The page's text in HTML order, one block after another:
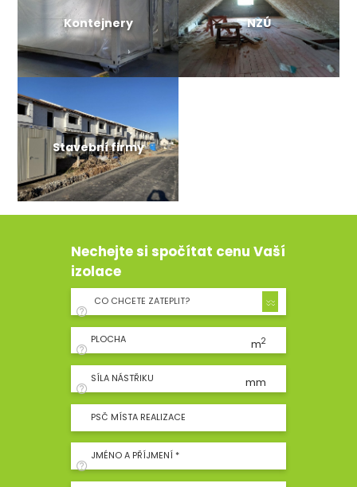
Kontejnery NZÚ
Stavební firmy
Nechejte si spočítat cenu Vaší
izolace
CO CHCETE ZATEPLIT?
PLOCHA m2
SÍLA NÁSTŘIKU mm
PSČ MÍSTA REALIZACE
JMÉNO A PŘÍJMENÍ *